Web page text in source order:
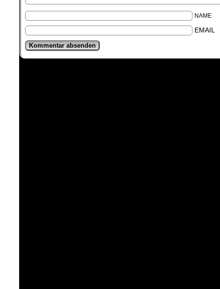
NAME
EMAIL